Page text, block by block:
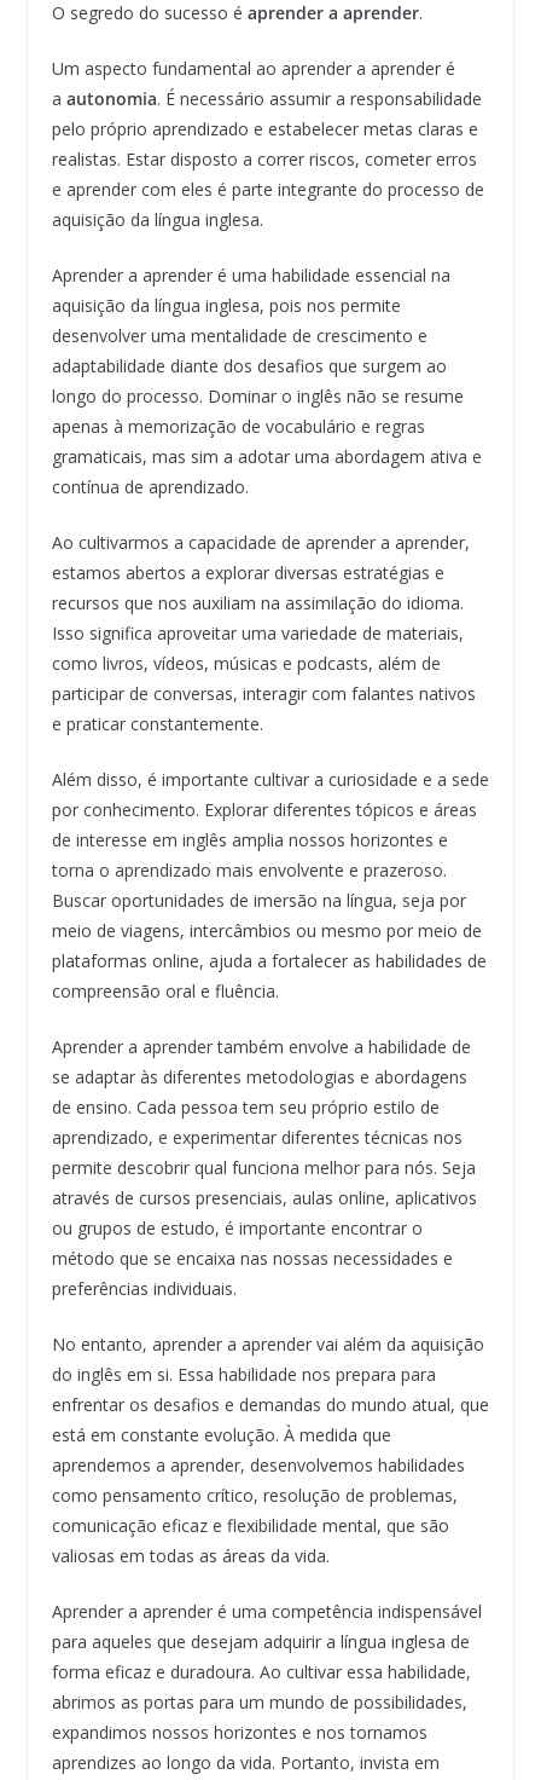
O segredo do sucesso é aprender a aprender.
Um aspecto fundamental ao aprender a aprender é
a autonomia. É necessário assumir a responsabilidade
pelo próprio aprendizado e estabelecer metas claras e
realistas. Estar disposto a correr riscos, cometer erros
e aprender com eles é parte integrante do processo de
aquisição da língua inglesa.
Aprender a aprender é uma habilidade essencial na
aquisição da língua inglesa, pois nos permite
desenvolver uma mentalidade de crescimento e
adaptabilidade diante dos desafios que surgem ao
longo do processo. Dominar o inglês não se resume
apenas à memorização de vocabulário e regras
gramaticais, mas sim a adotar uma abordagem ativa e
contínua de aprendizado.
Ao cultivarmos a capacidade de aprender a aprender,
estamos abertos a explorar diversas estratégias e
recursos que nos auxiliam na assimilação do idioma.
Isso significa aproveitar uma variedade de materiais,
como livros, vídeos, músicas e podcasts, além de
participar de conversas, interagir com falantes nativos
e praticar constantemente.
Além disso, é importante cultivar a curiosidade e a sede
por conhecimento. Explorar diferentes tópicos e áreas
de interesse em inglês amplia nossos horizontes e
torna o aprendizado mais envolvente e prazeroso.
Buscar oportunidades de imersão na língua, seja por
meio de viagens, intercâmbios ou mesmo por meio de
plataformas online, ajuda a fortalecer as habilidades de
compreensão oral e fluência.
Aprender a aprender também envolve a habilidade de
se adaptar às diferentes metodologias e abordagens
de ensino. Cada pessoa tem seu próprio estilo de
aprendizado, e experimentar diferentes técnicas nos
permite descobrir qual funciona melhor para nós. Seja
através de cursos presenciais, aulas online, aplicativos
ou grupos de estudo, é importante encontrar o
método que se encaixa nas nossas necessidades e
preferências individuais.
No entanto, aprender a aprender vai além da aquisição
do inglês em si. Essa habilidade nos prepara para
enfrentar os desafios e demandas do mundo atual, que
está em constante evolução. À medida que
aprendemos a aprender, desenvolvemos habilidades
como pensamento crítico, resolução de problemas,
comunicação eficaz e flexibilidade mental, que são
valiosas em todas as áreas da vida.
Aprender a aprender é uma competência indispensável
para aqueles que desejam adquirir a língua inglesa de
forma eficaz e duradoura. Ao cultivar essa habilidade,
abrimos as portas para um mundo de possibilidades,
expandimos nossos horizontes e nos tornamos
aprendizes ao longo da vida. Portanto, invista em